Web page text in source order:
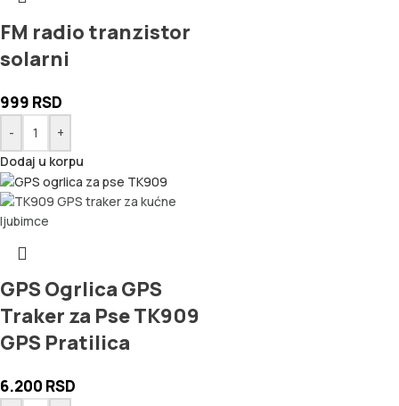
FM radio tranzistor
solarni
999 RSD
-
+
Dodaj u korpu
GPS Ogrlica GPS
Traker za Pse TK909
GPS Pratilica
6.200 RSD